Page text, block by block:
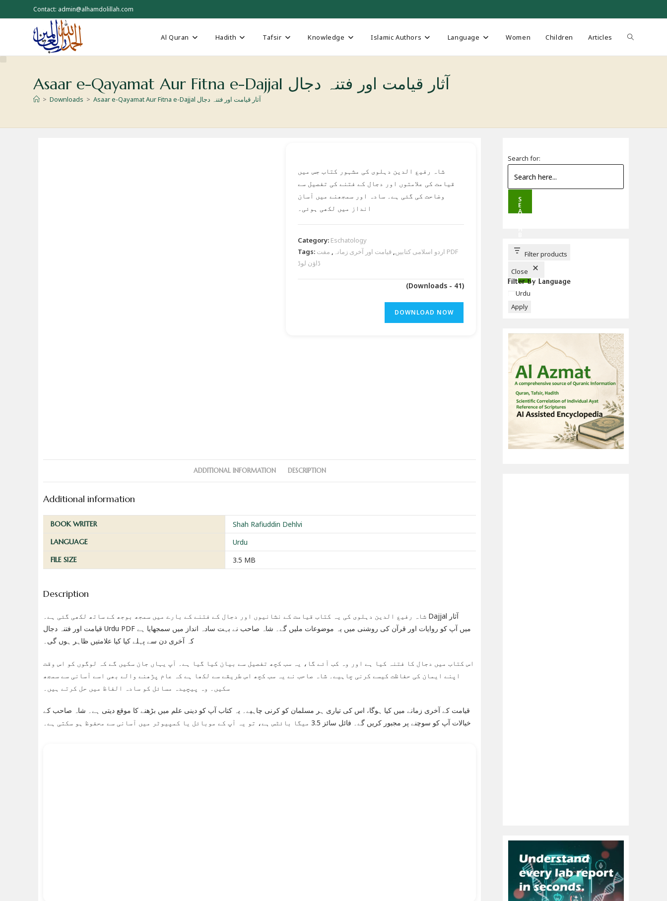
to
Contact: admin@alhamdolillah.com
Al Quran Hadith Tafsir Knowledge Islamic Authors Language Women Children Articles Toggle
Asaar e-Qayamat Aur Fitna e-Dajjal آثار قیامت اور فتنہ دجال
> Downloads > Asaar e-Qayamat Aur Fitna e-Dajjal آثار قیامت اور فتنہ دجال
شاہ رفیع الدین دہلوی کی مشہور کتاب جس میں
قیامت کی علامتوں اور دجال کے فتنے کی تفصیل سے
وضاحت کی گئی ہے۔ سادہ اور سمجھنے میں آسان
انداز میں لکھی ہوئی۔
Category: Eschatology
Tags:
اردو اسلامی کتابیں, قیامت اور آخری زمانہ , مفت PDF
ڈاؤن لوڈ
(Downloads - 41)
DOWNLOAD NOW
ADDITIONAL INFORMATION DESCRIPTION
Additional information
BOOK WRITER Shah Rafiuddin Dehlvi
LANGUAGE Urdu
FILE SIZE 3.5 MB
Description
شاہ رفیع الدین دہلوی کی یہ کتاب قیامت کے نشانیوں اور دجال کے فتنے کے بارے میں سمجھ بوجھ کے ساتھ لکھی گئی ہے۔ Dajjal آثار
قیامت اور فتنہ دجال Urdu PDF میں آپ کو روایات اور قرآن کی روشنی میں یہ موضوعات ملیں گے۔ شاہ صاحب نے بہت سادہ انداز میں سمجھایا ہے
کہ آخری دن سے پہلے کیا کیا علامتیں ظاہر ہوں گی۔
اس کتاب میں دجال کا فتنہ کیا ہے اور وہ کب آئے گا، یہ سب کچھ تفصیل سے بیان کیا گیا ہے۔ آپ یہاں جان سکیں گے کہ لوگوں کو اس وقت
اپنے ایمان کی حفاظت کیسے کرنی چاہیے۔ شاہ صاحب نے یہ سب کچھ اس طریقے سے لکھا ہے کہ عام پڑھنے والے بھی اسے آسانی سے سمجھ
سکیں۔ وہ پیچیدہ مسائل کو سادہ الفاظ میں حل کرتے ہیں۔
قیامت کے آخری زمانے میں کیا ہوگا، اس کی تیاری ہر مسلمان کو کرنی چاہیے۔ یہ کتاب آپ کو دینی علم میں بڑھنے کا موقع دیتی ہے۔ شاہ صاحب کے
خیالات آپ کو سوچنے پر مجبور کریں گے۔ فائل سائز 3.5 میگا بائٹس ہے، تو یہ آپ کے موبائل یا کمپیوٹر میں آسانی سے محفوظ ہو سکتی ہے۔
Search for:
S
E
A
T
T
Filter products
Close
Filter by Language
Language
Urdu
Apply